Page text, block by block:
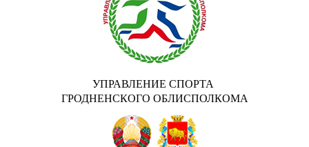
УПРАВЛЕНИЕ СПОРТА
ГРОДНЕНСКОГО ОБЛИСПОЛКОМА